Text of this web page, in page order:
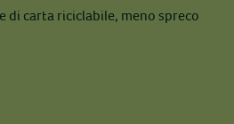
di carta riciclabile, meno spreco